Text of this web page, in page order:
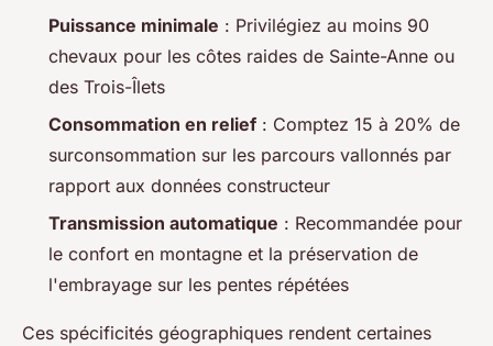
Puissance minimale : Privilégiez au moins 90
chevaux pour les côtes raides de Sainte-Anne ou
des Trois-Îlets
Consommation en relief : Comptez 15 à 20% de
surconsommation sur les parcours vallonnés par
rapport aux données constructeur
Transmission automatique : Recommandée pour
le confort en montagne et la préservation de
l'embrayage sur les pentes répétées
Ces spécificités géographiques rendent certaines